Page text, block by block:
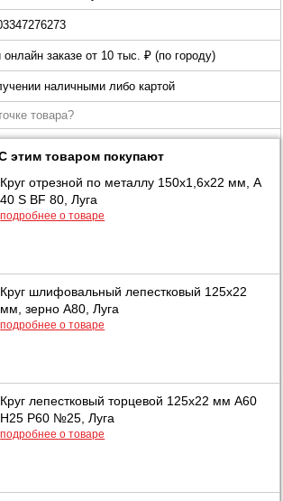
онлайн заказе от 10 тыс. ₽ (по городу)
наличными либо картой
товара?
этим товаром покупают
Круг отрезной по металлу 150х1,6х22 мм, А
40 S BF 80, Луга
подробнее о товаре
Круг шлифовальный лепестковый 125х22
мм, зерно А80, Луга
подробнее о товаре
Круг лепестковый торцевой 125х22 мм А60
Н25 Р60 №25, Луга
подробнее о товаре